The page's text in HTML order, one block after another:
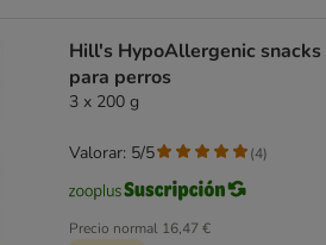
Hill's HypoAllergenic snacks
para perros
3 x 200 g
Precio normal 16,47 €
Valorar: 5/5 (4)